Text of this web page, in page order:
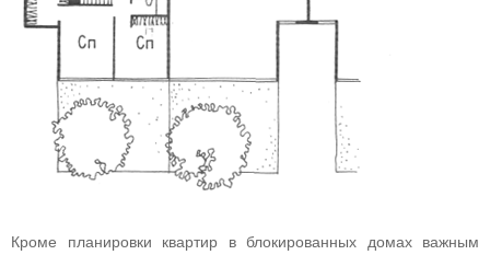
Кроме планировки квартир в блокированных домах важным